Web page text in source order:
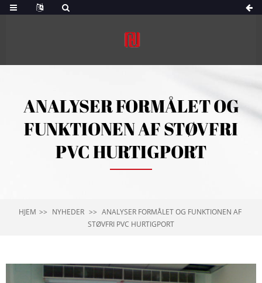
ANALYSER FORMÅLET OG
FUNKTIONEN AF ​​STØVFRI
PVC HURTIGPORT
HJEM NYHEDER
ANALYSER FORMÅLET OG FUNKTIONEN AF ​​
STØVFRI PVC HURTIGPORT